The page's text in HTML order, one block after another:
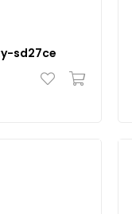
sd27ce